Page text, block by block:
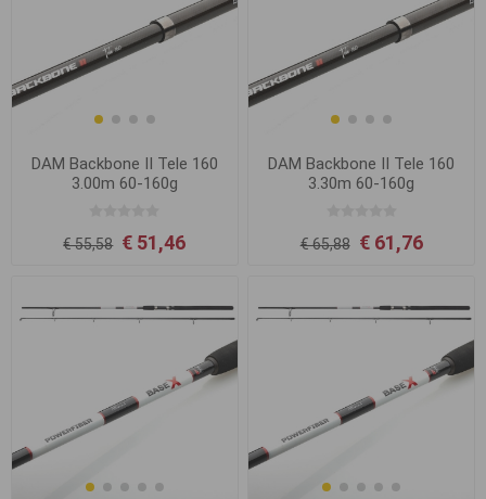
DAM Backbone II Tele 160
3.00m 60-160g
€ 55,58 € 51,46
DAM Backbone II Tele 160
3.30m 60-160g
€ 65,88 € 61,76